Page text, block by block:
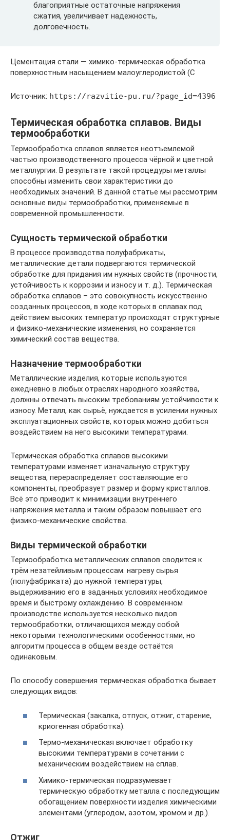
благоприятные остаточные напряжения
сжатия, увеличивает надежность,
долговечность.
Цементация стали — химико-термическая обработка
поверхностным насыщением малоуглеродистой (С
Источник: https://razvitie-pu.ru/?page_id=4396
Термическая обработка сплавов. Виды
термообработки
Термообработка сплавов является неотъемлемой
частью производственного процесса чёрной и цветной
металлургии. В результате такой процедуры металлы
способны изменить свои характеристики до
необходимых значений. В данной статье мы рассмотрим
основные виды термообработки, применяемые в
современной промышленности.
Сущность термической обработки
В процессе производства полуфабрикаты,
металлические детали подвергаются термической
обработке для придания им нужных свойств (прочности,
устойчивость к коррозии и износу и т. д.). Термическая
обработка сплавов – это совокупность искусственно
созданных процессов, в ходе которых в сплавах под
действием высоких температур происходят структурные
и физико-механические изменения, но сохраняется
химический состав вещества.
Назначение термообработки
Металлические изделия, которые используются
ежедневно в любых отраслях народного хозяйства,
должны отвечать высоким требованиям устойчивости к
износу. Металл, как сырьё, нуждается в усилении нужных
эксплуатационных свойств, которых можно добиться
воздействием на него высокими температурами.
Термическая обработка сплавов высокими
температурами изменяет изначальную структуру
вещества, перераспределяет составляющие его
компоненты, преобразует размер и форму кристаллов.
Всё это приводит к минимизации внутреннего
напряжения металла и таким образом повышает его
физико-механические свойства.
Виды термической обработки
Термообработка металлических сплавов сводится к
трём незатейливым процессам: нагреву сырья
(полуфабриката) до нужной температуры,
выдерживанию его в заданных условиях необходимое
время и быстрому охлаждению. В современном
производстве используется несколько видов
термообработки, отличающихся между собой
некоторыми технологическими особенностями, но
алгоритм процесса в общем везде остаётся
одинаковым.
По способу совершения термическая обработка бывает
следующих видов:
Термическая (закалка, отпуск, отжиг, старение,
криогенная обработка).
Термо-механическая включает обработку
высокими температурами в сочетании с
механическим воздействием на сплав.
Химико-термическая подразумевает
термическую обработку металла с последующим
обогащением поверхности изделия химическими
элементами (углеродом, азотом, хромом и др.).
Отжиг